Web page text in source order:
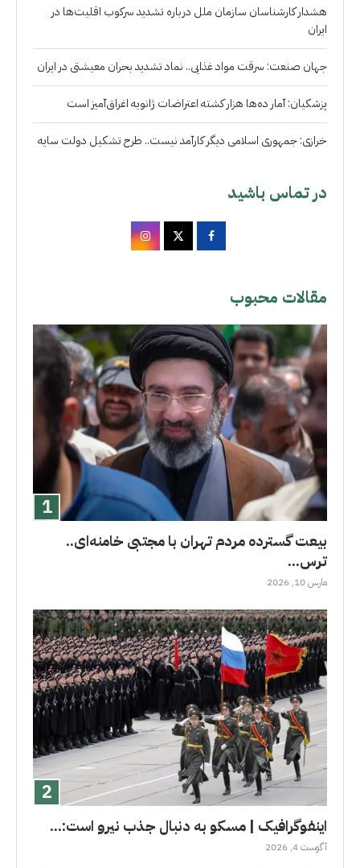
هشدار کارشناسان سازمان ملل درباره تشدید سرکوب اقلیت‌ها در
ایران
جهان صنعت: سرقت مواد غذایی.. نماد تشدید بحران معیشتی در ایران
پزشکیان: آمار ده‌ها هزار کشته اعتراضات ژانویه اغراق‌آمیز است
خرازی: جمهوری اسلامی دیگر کارآمد نیست.. طرح تشکیل دولت سایه
در تماس باشید
مقالات محبوب
بیعت گسترده مردم تهران با مجتبی خامنه‌ای..
ترس...
مارس 10, 2026
اینفوگرافیک | مسکو به دنبال جذب نیرو است:...
آگوست 4, 2026